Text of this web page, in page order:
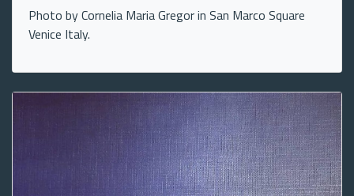
Photo by Cornelia Maria Gregor in San Marco Square
Venice Italy.